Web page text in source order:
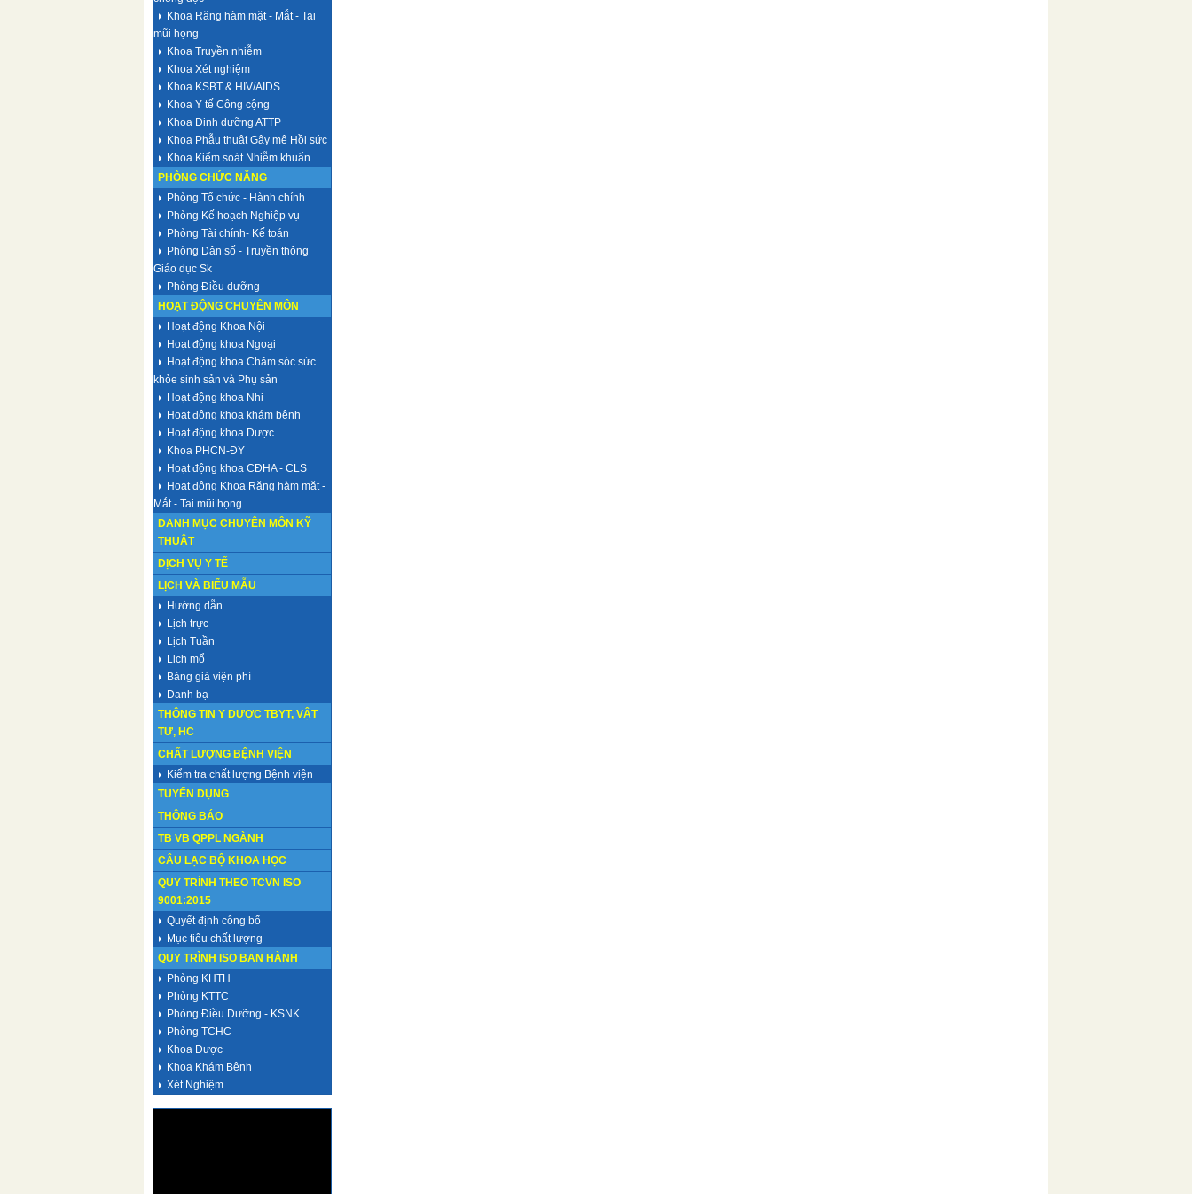
Khoa Răng hàm mặt - Mắt - Tai
mũi họng
Khoa Truyền nhiễm
Khoa Xét nghiệm
Khoa KSBT & HIV/AIDS
Khoa Y tế Công cộng
Khoa Dinh dưỡng ATTP
Khoa Phẫu thuật Gây mê Hồi sức
Khoa Kiểm soát Nhiễm khuẩn
PHÒNG CHỨC NĂNG
Phòng Tổ chức - Hành chính
Phòng Kế hoạch Nghiệp vụ
Phòng Tài chính- Kế toán
Phòng Dân số - Truyền thông
Giáo dục Sk
Phòng Điều dưỡng
HOẠT ĐỘNG CHUYÊN MÔN
Hoạt động Khoa Nội
Hoạt động khoa Ngoại
Hoạt động khoa Chăm sóc sức
khỏe sinh sản và Phụ sản
Hoạt động khoa Nhi
Hoạt động khoa khám bệnh
Hoạt động khoa Dược
Khoa PHCN-ĐY
Hoạt động khoa CĐHA - CLS
Hoạt động Khoa Răng hàm mặt -
Mắt - Tai mũi họng
DANH MỤC CHUYÊN MÔN KỸ
THUẬT
DỊCH VỤ Y TẾ
LỊCH VÀ BIỂU MẪU
Hướng dẫn
Lịch trực
Lịch Tuần
Lịch mổ
Bảng giá viện phí
Danh bạ
THÔNG TIN Y DƯỢC TBYT, VẬT
TƯ, HC
CHẤT LƯỢNG BỆNH VIỆN
Kiểm tra chất lượng Bệnh viện
TUYỂN DỤNG
THÔNG BÁO
TB VB QPPL NGÀNH
CÂU LẠC BỘ KHOA HỌC
QUY TRÌNH THEO TCVN ISO
9001:2015
Quyết định công bố
Mục tiêu chất lượng
QUY TRÌNH ISO BAN HÀNH
Phòng KHTH
Phòng KTTC
Phòng Điều Dưỡng - KSNK
Phòng TCHC
Khoa Dược
Khoa Khám Bệnh
Xét Nghiệm